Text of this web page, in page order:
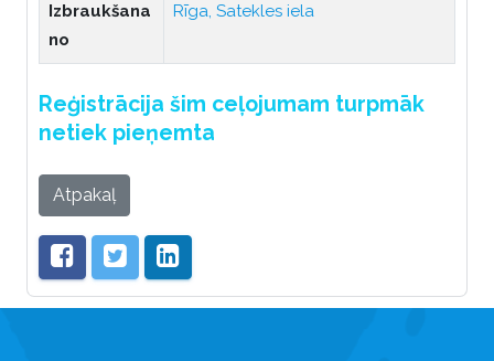
Izbraukšana
no
Rīga, Satekles iela
Reģistrācija šim ceļojumam turpmāk
netiek pieņemta
Atpakaļ